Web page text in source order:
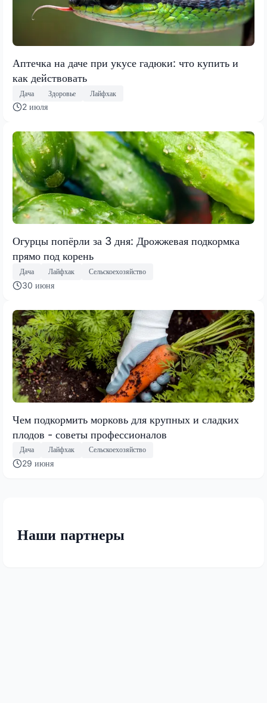
Аптечка на даче при укусе гадюки: что купить и
как действовать
Дача Здоровье Лайфхак
2 июля
Огурцы попёрли за 3 дня: Дрожжевая подкормка
прямо под корень
Дача Лайфхак Сельскоехозяйство
30 июня
Чем подкормить морковь для крупных и сладких
плодов - советы профессионалов
Дача Лайфхак Сельскоехозяйство
29 июня
Наши партнеры